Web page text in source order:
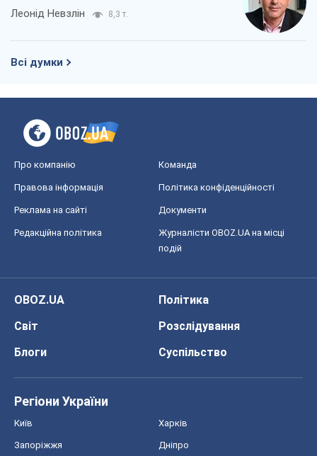
Леонід Невзлін 8,3 т.
Всі думки
Про компанію Команда
Правова інформація Політика конфіденційності
Реклама на сайті Документи
Редакційна політика
Журналісти OBOZ.UA на місці
подій
OBOZ.UA
Політика
Світ
Розслідування
Блоги
Суспільство
Регіони України
Київ Харків
Запоріжжя Дніпро